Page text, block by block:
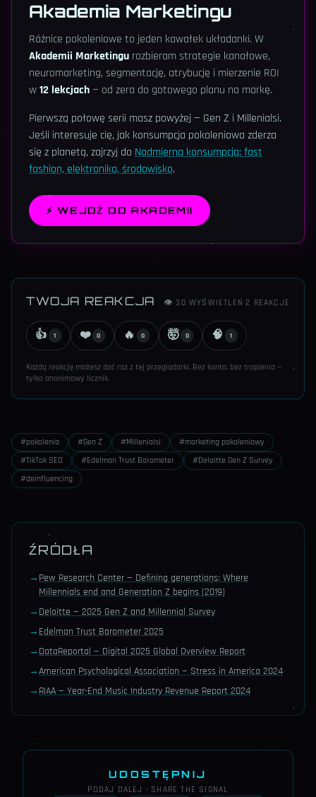
Akademia Marketingu
Różnice pokoleniowe to jeden kawałek układanki. W
Akademii Marketingu rozbieram strategie kanałowe,
neuromarketing, segmentację, atrybucję i mierzenie ROI
w12 lekcjach— od zera do gotowego planu na markę.
Pierwszą połowę serii masz powyżej — Gen Z i Millenialsi.
Jeśli interesuje cię, jak konsumpcja pokoleniowa zderza
się z planetą, zajrzyj do Nadmierna konsumpcja: fast
fashion, elektronika, środowisko.
⚡ WEJDŹ DO AKADEMII
TWOJA REAKCJA 👁30 WYŚWIETLEŃ ·2 REAKCJE
👍 1 ❤️ 0 🔥 0 🤯 0 🧠 1
Każdą reakcję możesz dać raz z tej przeglądarki. Bez konta, bez tropienia —
tylko anonimowy licznik.
#pokolenia #Gen Z #Millenialsi #marketing pokoleniowy
#TikTok SEO #Edelman Trust Barometer #Deloitte Gen Z Survey
#deinfluencing
ŹRÓDŁA
→ Pew Research Center — Defining generations: Where
Millennials end and Generation Z begins (2019)
→ Deloitte — 2025 Gen Z and Millennial Survey
→ Edelman Trust Barometer 2025
→ DataReportal — Digital 2025 Global Overview Report
→American Psychological Association — Stress in America 2024
→ RIAA — Year-End Music Industry Revenue Report 2024
UDOSTĘPNIJ
PODAJ DALEJ · SHARE THE SIGNAL